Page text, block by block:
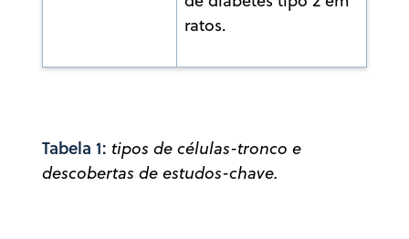
ratos.
Tabela 1: tipos de células-tronco e
descobertas de estudos-chave.